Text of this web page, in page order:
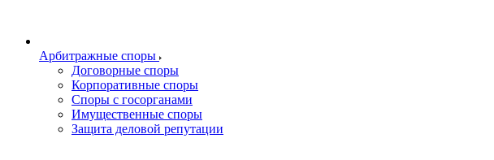
Арбитражные споры
Договорные споры
Корпоративные споры
Споры с госорганами
Имущественные споры
Защита деловой репутации